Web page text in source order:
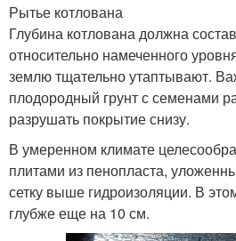
Рытье котлована
Глубина котлована должна
относительно намеченного
землю тщательно утаптывают.
плодородный грунт с семенами
разрушать покрытие снизу.
В умеренном климате
плитами из пенопласта,
сетку выше гидроизоляции. В
глубже еще на 10 см.